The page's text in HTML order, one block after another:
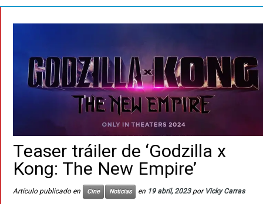
Teaser tráiler de ‘Godzilla x
Kong: The New Empire’
Artículo publicado en Cine Noticias en 19 abril, 2023 por Vicky Carras